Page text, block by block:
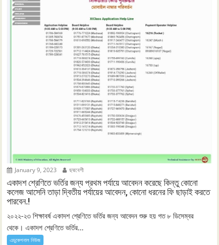
January 9, 2023 ছদ্মবেশী
একাদশ শ্রেণিতে ভর্তির জন্য প্রথম পর্যায়ে আবেদন করেছে কিন্তু কোনো
কলেজ আসেনি তাড়া দ্বিতীয় পর্যায়ের আবেদন, কোনো ধরনের ফি ছাড়াই করতে
পারবেন.!
২০২২-২৩ শিক্ষাবর্ষ একাদশ শ্রেণিতে ভর্তির জন্য আবেদন শুরু হয় গত ৮ ডিসেম্বর
থেকে। একাদশ শ্রেণিতে ভর্তির...
এডুকেশনাল নিউজ